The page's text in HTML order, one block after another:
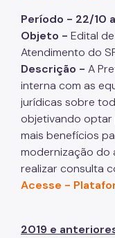
Período - 22/10
Objeto - Edital
Atendimento do
Descrição - A
interna com as
jurídicas sobre
objetivando optar
mais benefícios
modernização do
realizar consulta
Acesse -
2019 e